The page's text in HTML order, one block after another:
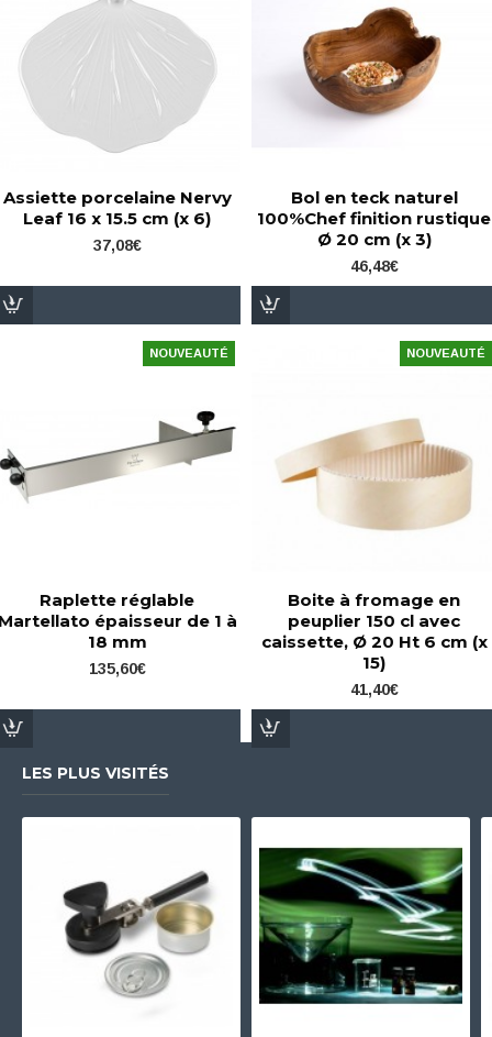
Assiette porcelaine Nervy
Leaf 16 x 15.5 cm (x 6)
37,08€
Bol en teck naturel
100%Chef finition rustique
Ø 20 cm (x 3)
46,48€
NOUVEAUTÉ
Raplette réglable
épaisseur de 1 à
18 mm
135,60€
NOUVEAUTÉ
Boite à fromage en
peuplier 150 cl avec
caissette, Ø 20 Ht 6 cm (x
15)
41,40€
LES PLUS VISITÉS